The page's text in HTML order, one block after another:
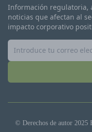
Información regulatoria,
noticias que afectan al
impacto corporativo
© Derechos de autor 2025